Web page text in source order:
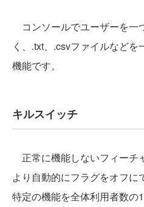
コンソールでユーザーを一
く、.txt、.csvファイルなど
機能です。
キルスイッチ
正常に機能しないフィーチ
より自動的にフラグをオフに
特定の機能を全体利用者数の